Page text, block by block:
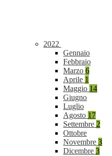
2022
Gennaio
Febbraio
Marzo 6
Aprile 1
Maggio 14
Giugno
Luglio
Agosto 17
Settembre 2
Ottobre
Novembre 3
Dicembre 3